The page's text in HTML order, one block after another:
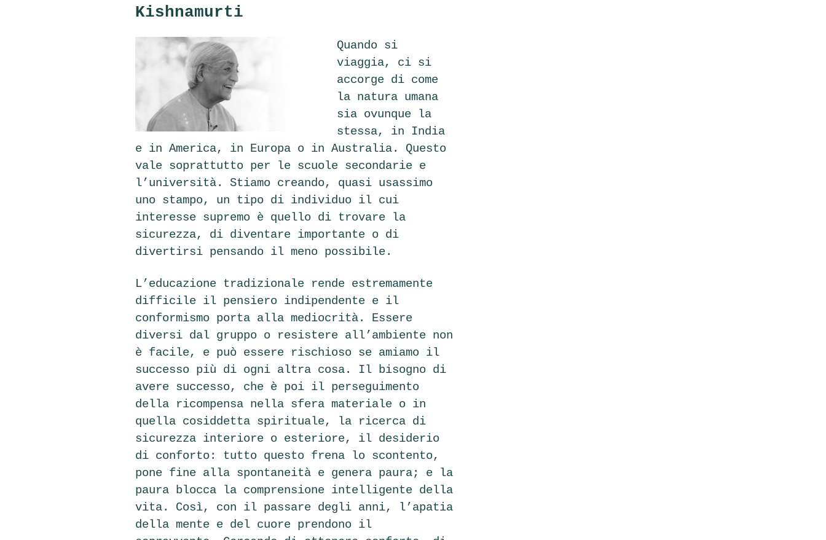
Kishnamurti
Quando si
viaggia, ci si
accorge di come
la natura umana
sia ovunque la
stessa, in India
e in America, in Europa o in Australia. Questo
vale soprattutto per le scuole secondarie e
l’università. Stiamo creando, quasi usassimo
uno stampo, un tipo di individuo il cui
interesse supremo è quello di trovare la
sicurezza, di diventare importante o di
divertirsi pensando il meno possibile.
L’educazione tradizionale rende estremamente
difficile il pensiero indipendente e il
conformismo porta alla mediocrità. Essere
diversi dal gruppo o resistere all’ambiente non
è facile, e può essere rischioso se amiamo il
successo più di ogni altra cosa. Il bisogno di
avere successo, che è poi il perseguimento
della ricompensa nella sfera materiale o in
quella cosiddetta spirituale, la ricerca di
sicurezza interiore o esteriore, il desiderio
di conforto: tutto questo frena lo scontento,
pone fine alla spontaneità e genera paura; e la
paura blocca la comprensione intelligente della
vita. Così, con il passare degli anni, l’apatia
della mente e del cuore prendono il